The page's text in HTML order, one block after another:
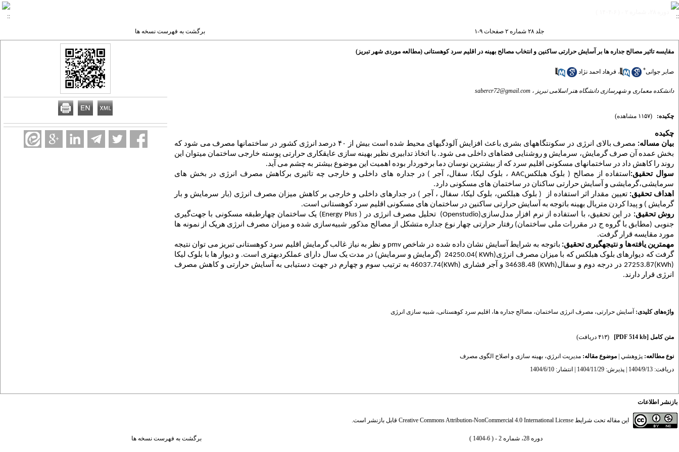
جلد ۲۸ شماره ۲ صفحات ۹-۱ برگشت به فهرست نسخه ها
مقایسه تاثیر مصالح جداره ها بر آسایش حرارتی ساکنین و انتخاب مصالح بهینه در اقلیم سرد کوهستانی (مطالعه موردی شهر تبریز)
صابر جوانی* ، فرهاد احمد نژاد
دانشکده معماری و شهرسازی دانشگاه هنر اسلامی تبریز ، sabercr72@gmail.com
چکیده: (۱۱۵۷ مشاهده)
چکیده
بیان مساله: مصرف بالای انرژی در سکونتگاههای بشری باعث افزایش آلودگیهای محیط شده است بیش از ۴۰ درصد انرژی کشور در ساختمانها مصرف می
شود که
بخش عمده آن صرف گرمایش، سرمایش و روشنایی فضاهای داخلی می شود. با اتخاذ تدابیری نظیر بهینه سازی عایقکاری حرارتی پوسته خارجی ساختمان میتوان این
روند را کاهش داد در ساختمانهای مسکونی اقلیم سرد که از بیشترین نوسان دما برخوردار بوده اهمیت این موضوع بیشتر به چشم می آید.
سوال تحقیق:استفاده از مصالح ( بلوک هبلکسAAC ، بلوک لیکا، سفال، آجر ) در جداره های داخلی و خارجی چه تاثیری برکاهش مصرف انرژی در بخش های
سرمایشی،گرمایشی و آسایش حرارتی ساکنان در ساختمان های مسکونی دارد.
اهداف تحقیق: تعیین مقدار اثر استفاده از ( بلوک هبلکس، بلوک لیکا، سفال ، آجر
) در جدارهای داخلی و خارجی بر کاهش میزان مصرف انرژی (بار سرمایش و بار
گرمایش ) و پیدا کردن متریال بهینه باتوجه به آسایش حرارتی ساکنین در ساختمان های مسکونی اقلیم سرد کوهستانی است.
روش تحقیق: در این تحقیق، با استفاده از نرم افزار مدل‌سازی(Openstudio) تحلیل مصرف انرژی در )
(Energy Plus یک ساختمان چهارطبقه مسکونی با جهت‌گیری
جنوبی (مطابق با گروه ج در مقررات ملی ساختمان) رفتار حرارتی چهار نوع جداره متشکل از مصالح مذکور شبیه‌سازی شده و میزان مصرف انرژی هریک از نمونه ها
مورد مقایسه قرار گرفت.
مهم­ترین یافتهها و نتیجه­گیری تحقیق: باتوجه به شرایط آسایش نشان داده شده در شاخصpmv و نظر به نیاز غالب گرمایش اقلیم سرد کوهستانی تبریز می توان نتیجه
گرفت که دیوارهای بلوک هبلکس که با میزان مصرف انرژیKWh)
)24250.04
(گرمایش و سرمایش) در مدت یک سال دارای عملکردبهتری است. و دیوار ها با بلوک لیکا
KWh)
)27253.87 در درجه دوم و سفال(KWh) فشاری KWh)
)46037.74 به ترتیب سوم و چهارم در جهت دستیابی به آسایش حرارتی و کاهش مصرف
انرژی قرار دارند.
واژه‌های کلیدی: آسایش حرارتی، مصرف انرژی ساختمان، مصالح جداره ها، اقلیم سرد کوهستانی، شبیه سازی انرژی
متن کامل [PDF 514 kb] (۴۱۳ دریافت)
نوع مطالعه: پژوهشي موضوع مقاله: مديريت انرژي، بهینه سازی و اصلاح الگوی مصرف
دریافت: 1404/9/13 | پذیرش: 1404/11/29 | انتشار: 1404/6/10
بازنشر اطلاعات
این مقاله تحت شرایط Creative Commons Attribution-NonCommercial 4.0 International License قابل بازنشر است.
دوره 28، شماره 2 - ( 6-1404 ) برگشت به فهرست نسخه ها